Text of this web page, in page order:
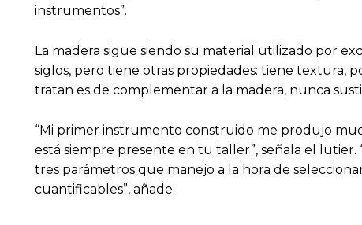
instrumentos”.
La madera sigue siendo su material utilizado por
siglos, pero tiene otras propiedades: tiene textura,
tratan es de complementar a la madera, nunca
“Mi primer instrumento construido me produjo
está siempre presente en tu taller”, señala el
tres parámetros que manejo a la hora de
cuantificables”, añade.